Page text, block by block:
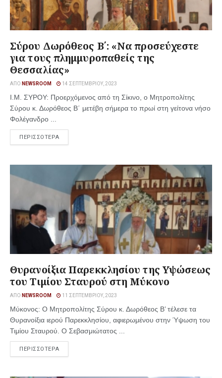
Σύρου Δωρόθεος Β΄: «Να προσεύχεστε
για τους πλημμυροπαθείς της
Θεσσαλίας»
ΑΠΌ NEWSROOM 14 ΣΕΠΤΕΜΒΡΊΟΥ, 2023
Ι.Μ. ΣΥΡΟΥ: Προερχόμενος από τη Σίκινο, ο Μητροπολίτης
Σύρου κ. Δωρόθεος Β΄ μετέβη σήμερα το πρωί στη γείτονα νήσο
Φολέγανδρο ...
ΠΕΡΙΣΣΟΤΕΡΑ
Θυρανοίξια Παρεκκλησίου της Υψώσεως
του Τιμίου Σταυρού στη Μύκονο
ΑΠΌ NEWSROOM 11 ΣΕΠΤΕΜΒΡΊΟΥ, 2023
Μύκονος: Ο Μητροπολίτης Σύρου κ. Δωρόθεος Β’ τέλεσε τα
Θυρανοίξια ιερού Παρεκκλησίου, αφιερωμένου στην Ύψωση του
Τιμίου Σταυρού. Ο Σεβασμιώτατος ...
ΠΕΡΙΣΣΟΤΕΡΑ